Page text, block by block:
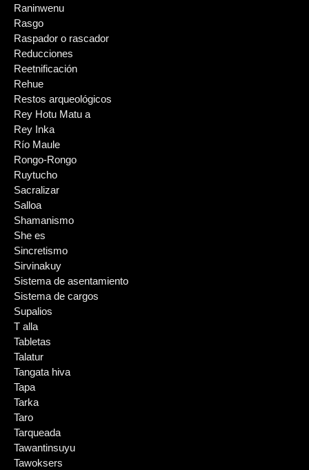
Raninwenu
Rasgo
Raspador o rascador
Reducciones
Reetnificación
Rehue
Restos arqueológicos
Rey Hotu Matu a
Rey Inka
Río Maule
Rongo-Rongo
Ruytucho
Sacralizar
Salloa
Shamanismo
She es
Sincretismo
Sirvinakuy
Sistema de asentamiento
Sistema de cargos
Supalios
T alla
Tabletas
Talatur
Tangata hiva
Tapa
Tarka
Taro
Tarqueada
Tawantinsuyu
Tawoksers